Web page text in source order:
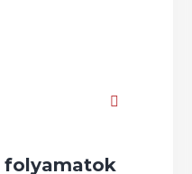
folyamatok